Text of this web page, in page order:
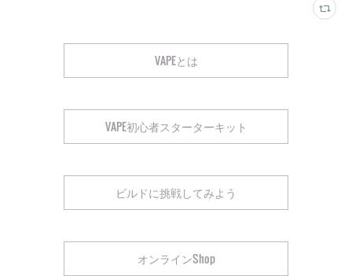
VAPEとは
VAPE初心者スターターキット
ビルドに挑戦してみよう
オンラインShop